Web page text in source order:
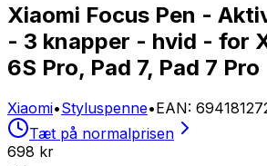
Xiaomi Focus Pen -
- 3 knapper - hvid - for
6S Pro, Pad 7, Pad 7 Pro
Xiaomi•Styluspenne•EAN:
Tæt på normalprisen
698 kr